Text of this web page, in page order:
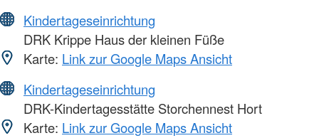
Kindertageseinrichtung
DRK Krippe Haus der kleinen Füße
Karte: Link zur Google Maps Ansicht
Kindertageseinrichtung
DRK-Kindertagesstätte Storchennest Hort
Karte: Link zur Google Maps Ansicht